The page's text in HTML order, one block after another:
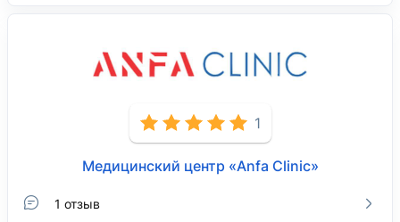
1
Медицинский центр «Anfa Clinic»
1 отзыв